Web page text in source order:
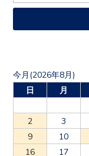
今月(2026年8月)
日
月
2
3
9
10
16
17